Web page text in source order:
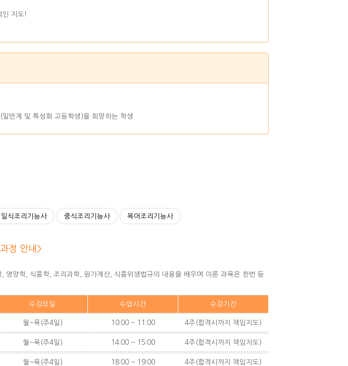
인 지도!
반계 및 특성화 고등학생)을 희망하는 학생
일식조리기능사 중식조리기능사 복어조리기능사
정 안내>
양학, 식품학, 조리과학, 원가계산, 식품위생법규의 내용을 배우며 이론 과목은 한번 등
수강요일 수업시간 수강기간
월~목(주4일) 10:00 ~ 11:00 4주(합격시까지 책임지도)
월~목(주4일) 14:00 ~ 15:00 4주(합격시까지 책임지도)
월~목(주4일) 18:00 ~ 19:00 4주(합격시까지 책임지도)